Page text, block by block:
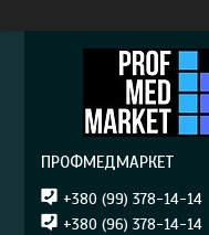
ПРОФМЕДМАРКЕТ
+380 (99) 378-14-14
+380 (96) 378-14-14